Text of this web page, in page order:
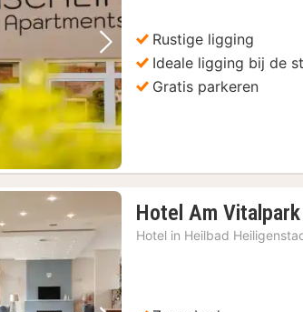
Volgende foto
Rustige ligging
Ideale ligging bij de
Gratis parkeren
Hotel Am Vitalpark
Hotel in Heilbad